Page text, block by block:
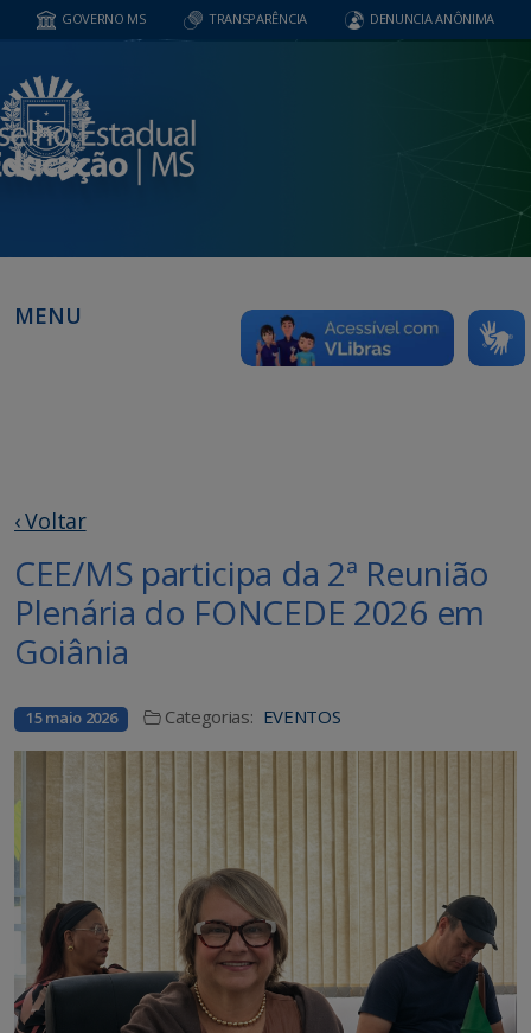
GOVERNO MS TRANSPARÊNCIA DENUNCIA ANÔNIMA
MENU
‹ Voltar
CEE/MS participa da 2ª Reunião
Plenária do FONCEDE 2026 em
Goiânia
15 maio 2026 Categorias: EVENTOS